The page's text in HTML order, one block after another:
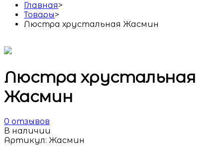
Главная>
Товары>
Люстра хрустальная Жасмин
Люстра хрустальная
Жасмин
0 отзывов
В наличии
Артикул: Жасмин